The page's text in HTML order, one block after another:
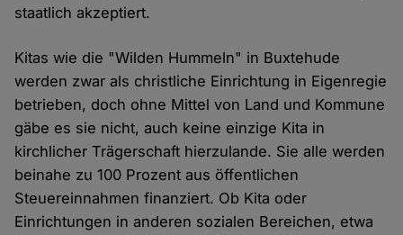
staatlich akzeptiert.
Kitas wie die "Wilden Hummeln" in Buxtehude
werden zwar als christliche Einrichtung in Eigenregie
betrieben, doch ohne Mittel von Land und Kommune
gäbe es sie nicht, auch keine einzige Kita in
kirchlicher Trägerschaft hierzulande. Sie alle werden
beinahe zu 100 Prozent aus öffentlichen
Steuereinnahmen finanziert. Ob Kita oder
Einrichtungen in anderen sozialen Bereichen, etwa